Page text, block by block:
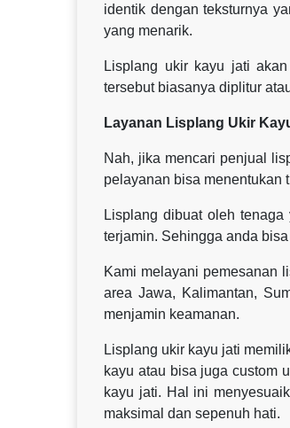
identik dengan teksturnya
yang menarik.
Lisplang ukir kayu jati
tersebut biasanya diplitur
Layanan Lisplang Ukir
Nah, jika mencari penjual
pelayanan bisa menentukan
Lisplang dibuat oleh
terjamin. Sehingga anda
Kami melayani pemesanan
area Jawa, Kalimantan,
menjamin keamanan.
Lisplang ukir kayu jati
kayu atau bisa juga custom
kayu jati. Hal ini
maksimal dan sepenuh hati.